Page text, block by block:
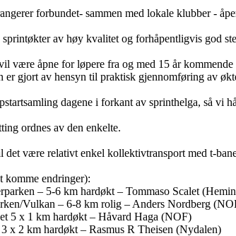
forbundet- sammen med lokale klubber -
av høy kvalitet og forhåpentligvis god
være åpne for løpere fra og med 15 år
er gjort av hensyn til praktisk gjennomføring av
dagene i forkant av sprinthelga, så vi
ordnes av den enkelte.
det være relativt enkel kollektivtransport med t-
komme endringer):
– 5-6 km hardøkt – Tommaso Scalet
Vulkan – 6-8 km rolig – Anders Nordberg
5 x 1 km hardøkt – Håvard Haga (NOF)
x 2 km hardøkt – Rasmus R Theisen (Nydalen)